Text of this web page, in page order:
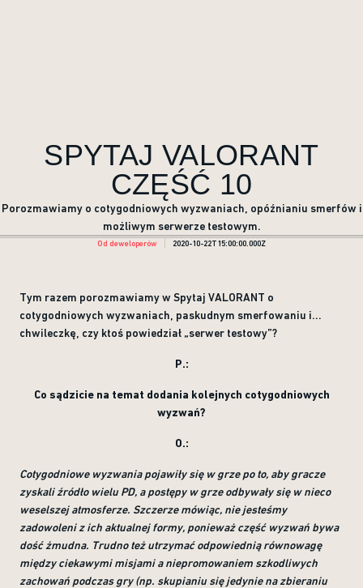
SPYTAJ VALORANT
CZĘŚĆ 10
Porozmawiamy o cotygodniowych wyzwaniach, opóźnianiu smerfów i
możliwym serwerze testowym.
Od deweloperów 2020-10-22T15:00:00.000Z
Tym razem porozmawiamy w Spytaj VALORANT o
cotygodniowych wyzwaniach, paskudnym smerfowaniu i...
chwileczkę, czy ktoś powiedział „serwer testowy”?
P.:
Co sądzicie na temat dodania kolejnych cotygodniowych
wyzwań?
O.:
Cotygodniowe wyzwania pojawiły się w grze po to, aby gracze
zyskali źródło wielu PD, a postępy w grze odbywały się w nieco
weselszej atmosferze. Szczerze mówiąc, nie jesteśmy
zadowoleni z ich aktualnej formy, ponieważ część wyzwań bywa
dość żmudna. Trudno też utrzymać odpowiednią równowagę
między ciekawymi misjami a niepromowaniem szkodliwych
zachowań podczas gry (np. skupianiu się jedynie na zbieraniu